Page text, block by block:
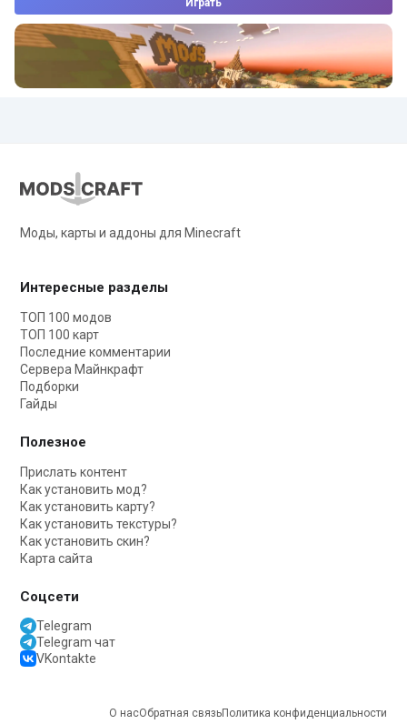
Моды, карты и аддоны для Minecraft
Интересные разделы
ТОП 100 модов
ТОП 100 карт
Последние комментарии
Сервера Майнкрафт
Подборки
Гайды
Полезное
Прислать контент
Как установить мод?
Как установить карту?
Как установить текстуры?
Как установить скин?
Карта сайта
Соцсети
Telegram
Telegram чат
VKontakte
О насОбратная связьПолитика конфиденциальности